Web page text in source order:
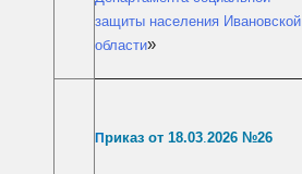
защиты населения Ивановской
области»
Приказ от 18.03.2026 №26